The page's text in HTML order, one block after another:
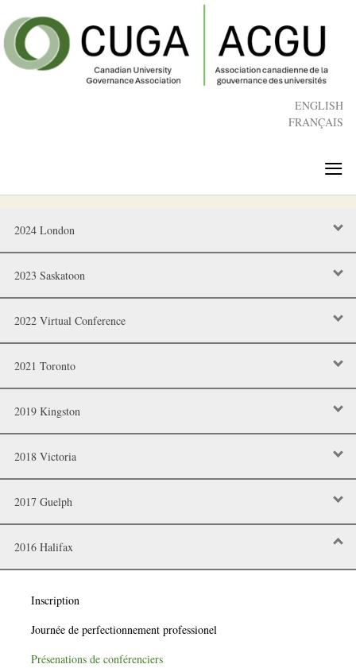
to
main
content
ENGLISH
FRANÇAIS
≡
2024 London
2023 Saskatoon
2022 Virtual Conference
2021 Toronto
2019 Kingston
2018 Victoria
2017 Guelph
2016 Halifax
Inscription
Journée de perfectionnement professionel
Présenations de conférenciers